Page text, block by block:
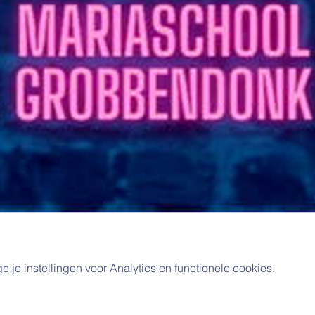
je instellingen voor Analytics en functionele cookies.